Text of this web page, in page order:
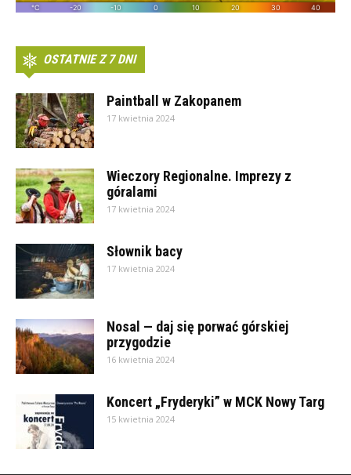
OSTATNIE Z 7 DNI
Paintball w Zakopanem
17 kwietnia 2024
Wieczory Regionalne. Imprezy z
góralami
17 kwietnia 2024
Słownik bacy
17 kwietnia 2024
Nosal — daj się porwać górskiej
przygodzie
16 kwietnia 2024
Koncert „Fryderyki” w MCK Nowy Targ
15 kwietnia 2024